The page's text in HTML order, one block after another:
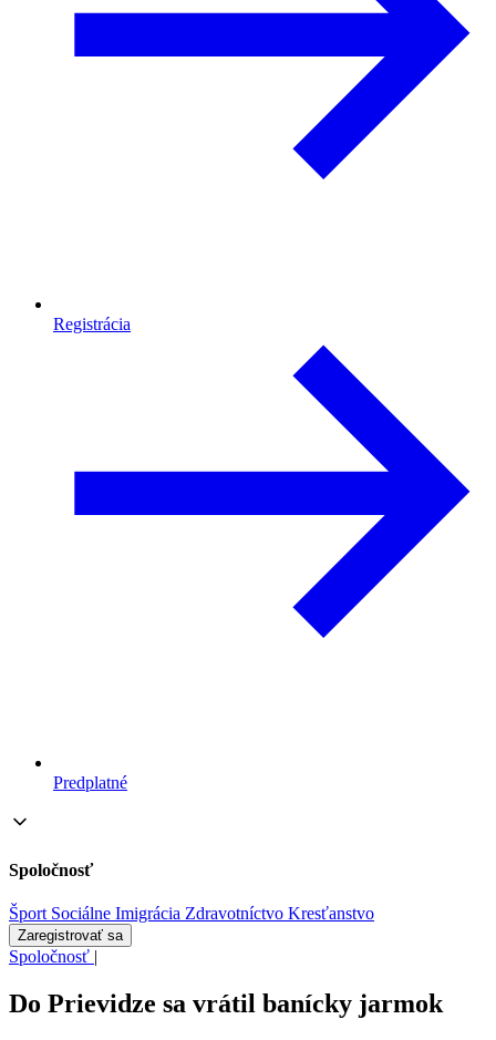
Registrácia
Predplatné
Spoločnosť
Šport Sociálne Imigrácia Zdravotníctvo Kresťanstvo
Zaregistrovať sa
Spoločnosť |
Do Prievidze sa vrátil banícky jarmok